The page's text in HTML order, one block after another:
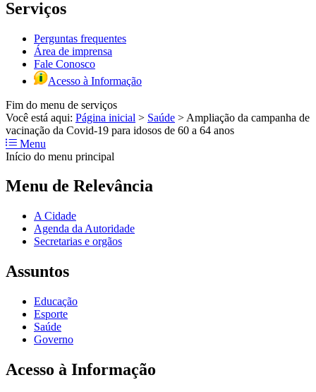
Serviços
Perguntas frequentes
Área de imprensa
Fale Conosco
Acesso à Informação
Fim do menu de serviços
Você está aqui: Página inicial > Saúde > Ampliação da campanha de
vacinação da Covid-19 para idosos de 60 a 64 anos
Menu
Início do menu principal
Menu de Relevância
A Cidade
Agenda da Autoridade
Secretarias e orgãos
Assuntos
Educação
Esporte
Saúde
Governo
Acesso à Informação